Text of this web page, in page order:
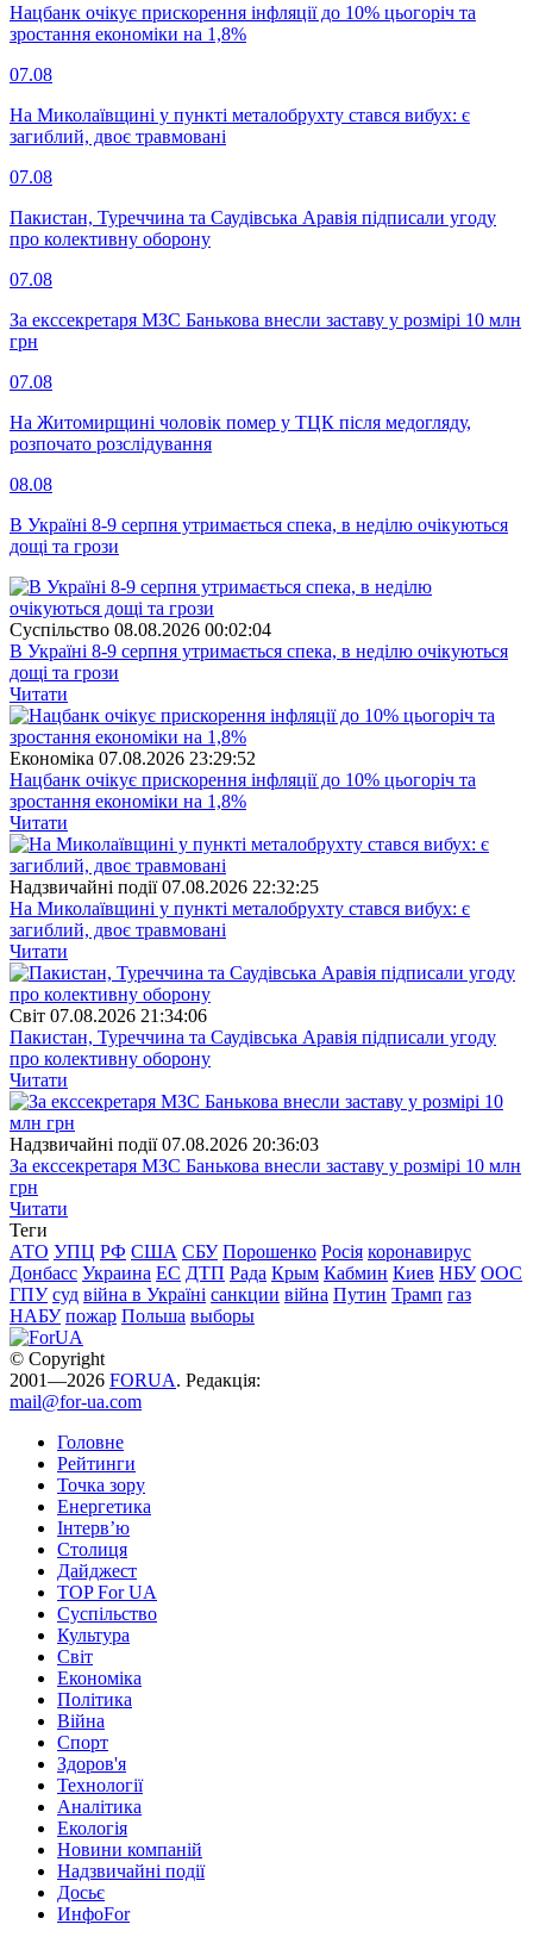
Нацбанк очікує прискорення інфляції до 10% цьогоріч та
зростання економіки на 1,8%
07.08
На Миколаївщині у пункті металобрухту стався вибух: є
загиблий, двоє травмовані
07.08
Пакистан, Туреччина та Саудівська Аравія підписали угоду
про колективну оборону
07.08
За екссекретаря МЗС Банькова внесли заставу у розмірі 10 млн
грн
07.08
На Житомирщині чоловік помер у ТЦК після медогляду,
розпочато розслідування
08.08
В Україні 8-9 серпня утримається спека, в неділю очікуються
дощі та грози
Суспiльство 08.08.2026 00:02:04
В Україні 8-9 серпня утримається спека, в неділю очікуються
дощі та грози
Читати
Економіка 07.08.2026 23:29:52
Нацбанк очікує прискорення інфляції до 10% цьогоріч та
зростання економіки на 1,8%
Читати
Надзвичайні події 07.08.2026 22:32:25
На Миколаївщині у пункті металобрухту стався вибух: є
загиблий, двоє травмовані
Читати
Свiт 07.08.2026 21:34:06
Пакистан, Туреччина та Саудівська Аравія підписали угоду
про колективну оборону
Читати
Надзвичайні події 07.08.2026 20:36:03
За екссекретаря МЗС Банькова внесли заставу у розмірі 10 млн
грн
Читати
Теги
АТО УПЦ РФ США СБУ Порошенко Росія коронавирус
Донбасс Украина ЕС ДТП Рада Крым Кабмин Киев НБУ ООС
ГПУ суд війна в Україні санкции війна Путин Трамп газ
НАБУ пожар Польша выборы
© Copyright
2001—2026 FORUA. Редакція:
mail@for-ua.com
Головне
Рейтинги
Точка зору
Енергетика
Інтерв’ю
Столиця
Дайджест
TOP For UA
Суспiльство
Культура
Світ
Економіка
Політика
Війна
Спорт
Здоров'я
Технології
Аналітика
Екологія
Новини компаній
Надзвичайні події
Досьє
ИнфоFor